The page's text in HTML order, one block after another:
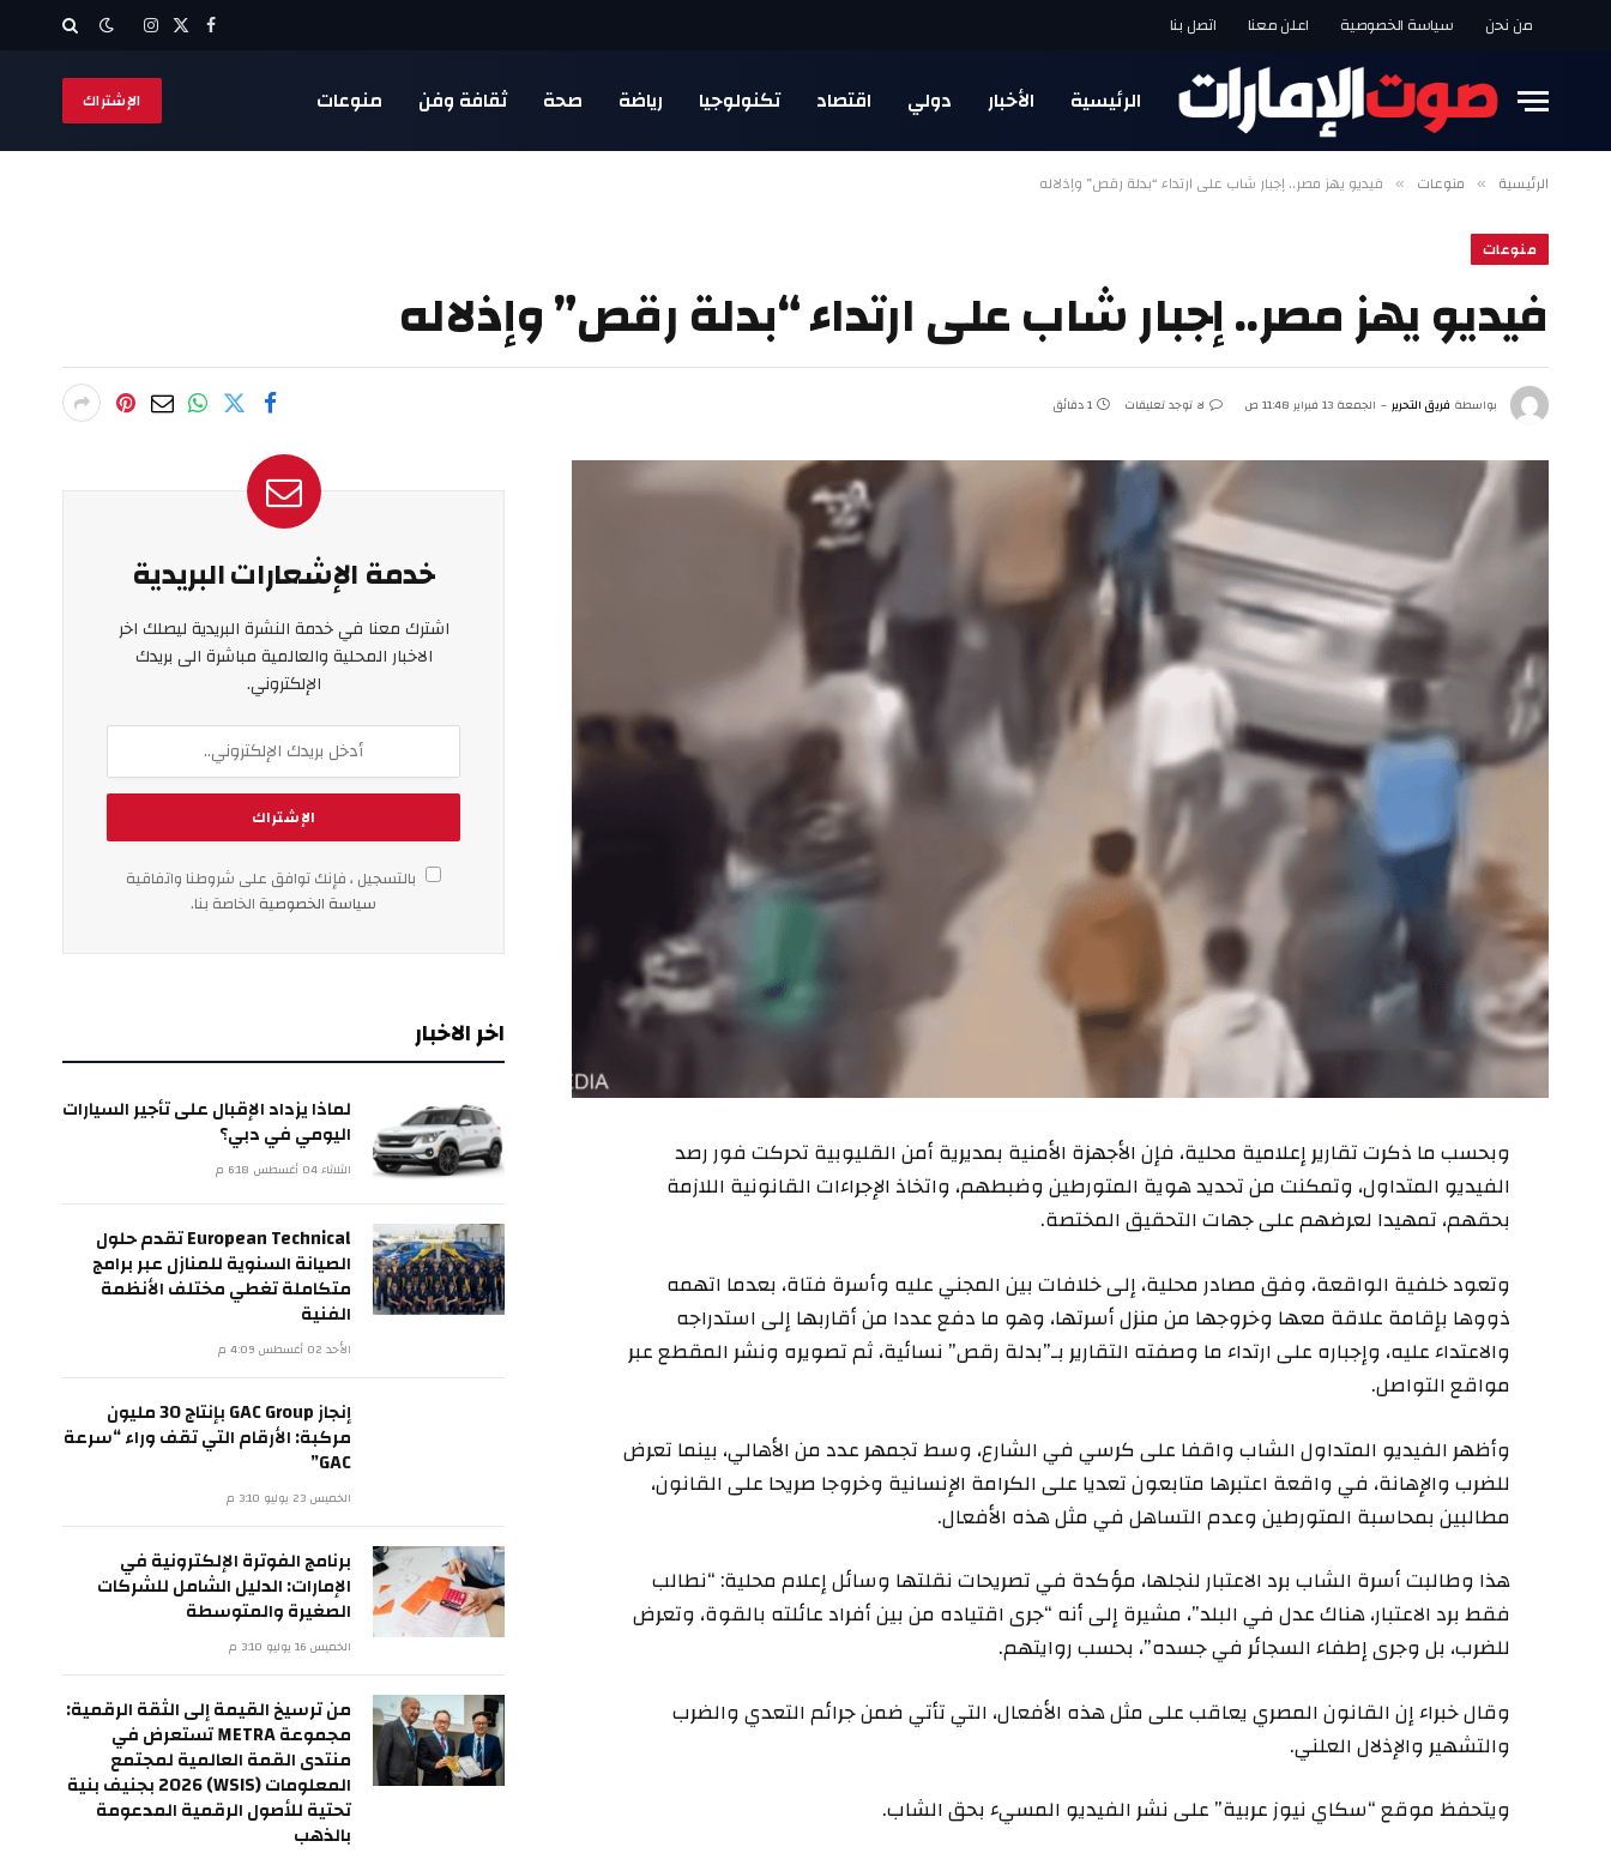
من نحن سياسة الخصوصية اعلن معنا اتصل بنا فيسبوك
X
الانستغرام
الرئيسية الأخبار دولي اقتصاد تكنولوجيا رياضة صحة ثقافة وفن منوعات الإشتراك
الرئيسية » منوعات » فيديو يهز مصر.. إجبار شاب على ارتداء “بدلة رقص” وإذلاله
منوعات
فيديو يهز مصر.. إجبار شاب على ارتداء “بدلة رقص” وإذلاله
بواسطة فريق التحرير الجمعة 13 فبراير 11:48 ص لا توجد تعليقات 1 دقائق
وبحسب ما ذكرت تقارير إعلامية محلية، فإن الأجهزة الأمنية بمديرية أمن القليوبية تحركت فور رصد
الفيديو المتداول، وتمكنت من تحديد هوية المتورطين وضبطهم، واتخاذ الإجراءات القانونية اللازمة
بحقهم، تمهيدا لعرضهم على جهات التحقيق المختصة.
وتعود خلفية الواقعة، وفق مصادر محلية، إلى خلافات بين المجني عليه وأسرة فتاة، بعدما اتهمه
ذووها بإقامة علاقة معها وخروجها من منزل أسرتها، وهو ما دفع عددا من أقاربها إلى استدراجه
والاعتداء عليه، وإجباره على ارتداء ما وصفته التقارير بـ”بدلة رقص” نسائية، ثم تصويره ونشر المقطع عبر
مواقع التواصل.
وأظهر الفيديو المتداول الشاب واقفا على كرسي في الشارع، وسط تجمهر عدد من الأهالي، بينما تعرض
للضرب والإهانة، في واقعة اعتبرها متابعون تعديا على الكرامة الإنسانية وخروجا صريحا على القانون،
مطالبين بمحاسبة المتورطين وعدم التساهل في مثل هذه الأفعال.
هذا وطالبت أسرة الشاب برد الاعتبار لنجلها، مؤكدة في تصريحات نقلتها وسائل إعلام محلية: “نطالب
فقط برد الاعتبار، هناك عدل في البلد”، مشيرة إلى أنه “جرى اقتياده من بين أفراد عائلته بالقوة، وتعرض
للضرب، بل وجرى إطفاء السجائر في جسده”، بحسب روايتهم.
وقال خبراء إن القانون المصري يعاقب على مثل هذه الأفعال، التي تأتي ضمن جرائم التعدي والضرب
والتشهير والإذلال العلني.
ويتحفظ موقع “سكاي نيوز عربية” على نشر الفيديو المسيء بحق الشاب.
خدمة الإشعارات البريدية
اشترك معنا في خدمة النشرة البريدية ليصلك اخر
الاخبار المحلية والعالمية مباشرة الى بريدك
الإلكتروني.
بالتسجيل ، فإنك توافق على شروطنا واتفاقية
سياسة الخصوصية الخاصة بنا.
اخر الاخبار
لماذا يزداد الإقبال على تأجير السيارات
اليومي في دبي؟
الثلاثاء 04 أغسطس 6:18 م
European Technical تقدم حلول
الصيانة السنوية للمنازل عبر برامج
متكاملة تغطي مختلف الأنظمة
الفنية
الأحد 02 أغسطس 4:09 م
إنجاز GAC Group بإنتاج 30 مليون
مركبة: الأرقام التي تقف وراء “سرعة
GAC”
الخميس 23 يوليو 3:10 م
برنامج الفوترة الإلكترونية في
الإمارات: الدليل الشامل للشركات
الصغيرة والمتوسطة
الخميس 16 يوليو 3:10 م
من ترسيخ القيمة إلى الثقة الرقمية:
مجموعة METRA تستعرض في
منتدى القمة العالمية لمجتمع
المعلومات (WSIS) 2026 بجنيف بنية
تحتية للأصول الرقمية المدعومة
بالذهب